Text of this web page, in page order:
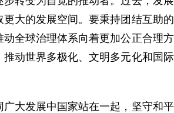
大的发展空间。要秉持团结互助
全球治理体系向着更加公正合理
动世界多极化、文明多元化和国
大发展中国家站在一起，坚守和